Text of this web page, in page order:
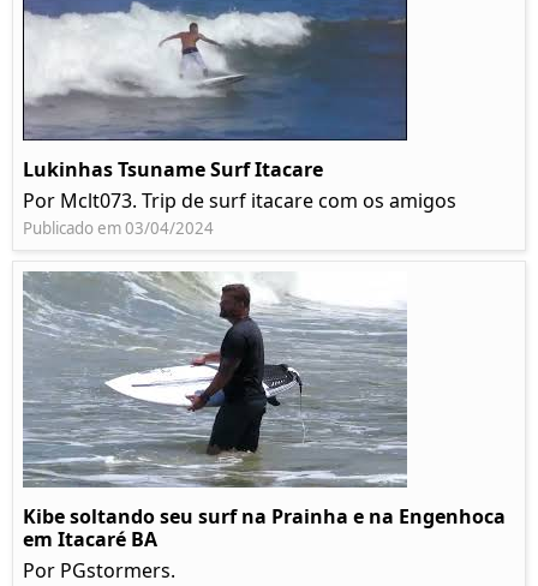
Lukinhas Tsuname Surf Itacare
Por Mclt073. Trip de surf itacare com os amigos
Publicado em 03/04/2024
Kibe soltando seu surf na Prainha e na Engenhoca
em Itacaré BA
Por PGstormers.